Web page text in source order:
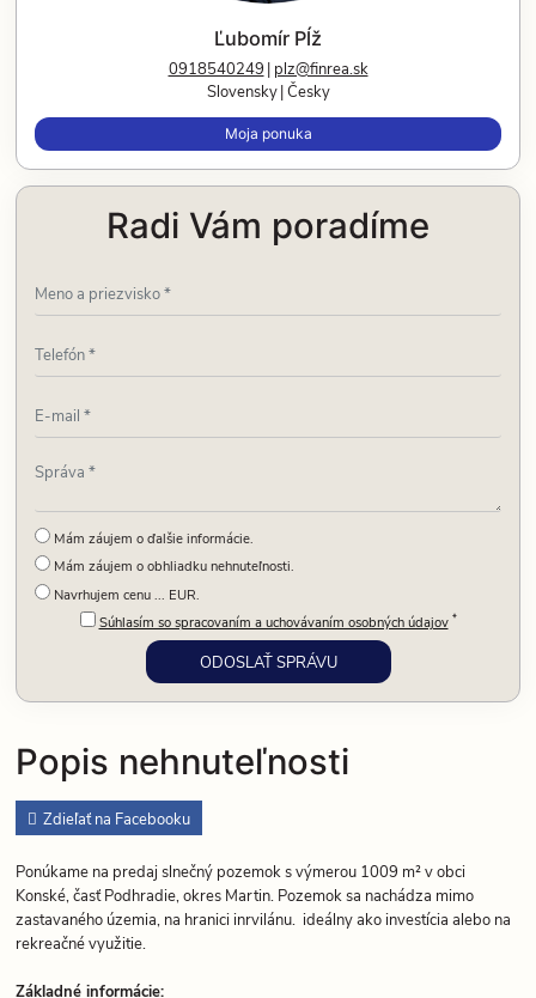
Popis nehnuteľnosti
Zdieľať na Facebooku
Ponúkame na predaj slnečný pozemok s výmerou 1009 m² v obci
Konské, časť Podhradie, okres Martin. Pozemok sa nachádza mimo
zastavaného územia, na hranici inrvilánu. ideálny ako investícia alebo na
rekreačné využitie.
Základné informácie:
Ľubomír Pĺž
0918540249 plz@finrea.sk
Slovensky Česky
Moja ponuka
Radi Vám poradíme
Mám záujem o ďalšie informácie.
Mám záujem o obhliadku nehnuteľnosti.
Navrhujem cenu ... EUR.
Súhlasím so spracovaním a uchovávaním osobných údajov *